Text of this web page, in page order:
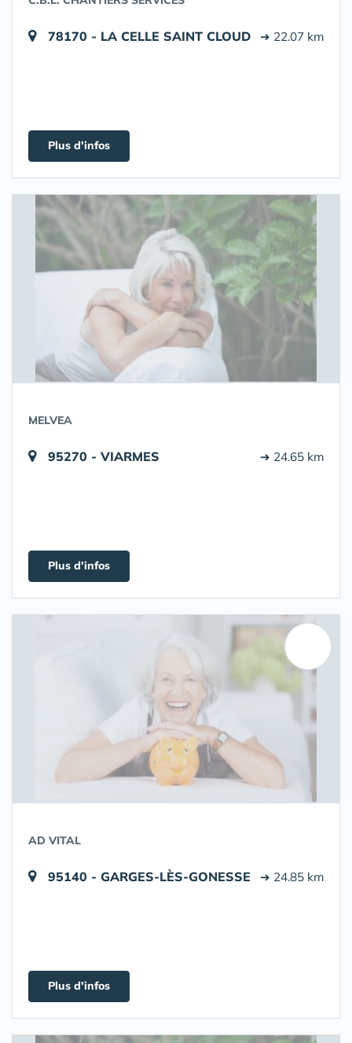
78170 - LA CELLE SAINT CLOUD ➔ 22.07 km
Plus d'infos
MELVEA
95270 - VIARMES ➔ 24.65 km
Plus d'infos
AD VITAL
95140 - GARGES-LÈS-GONESSE ➔ 24.85 km
Plus d'infos